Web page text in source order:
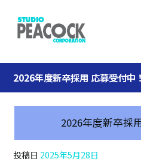
2026年度新卒採用 応募受付中！
2026年度新卒採
投稿日 2025年5月28日